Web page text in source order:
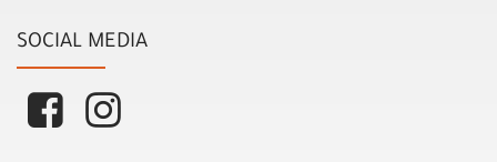
SOCIAL MEDIA